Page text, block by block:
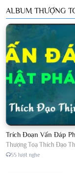
ALBUM THƯỢNG
Thượng Toạ Thích Đạo
55 lượt nghe